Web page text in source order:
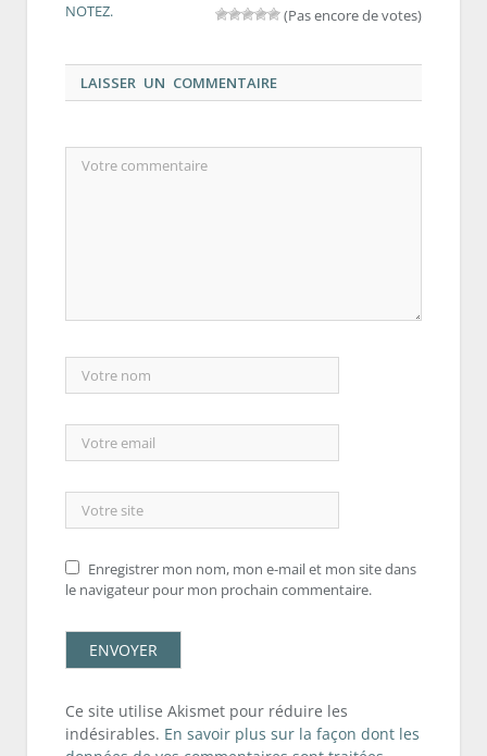
NOTEZ. (Pas encore de votes)
LAISSER UN COMMENTAIRE
Enregistrer mon nom, mon e-mail et mon site dans
le navigateur pour mon prochain commentaire.
Ce site utilise Akismet pour réduire les
indésirables. En savoir plus sur la façon dont les